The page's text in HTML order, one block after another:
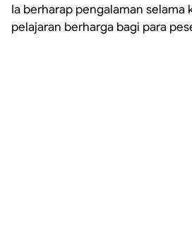
Ia berharap pengalaman selama
pelajaran berharga bagi para